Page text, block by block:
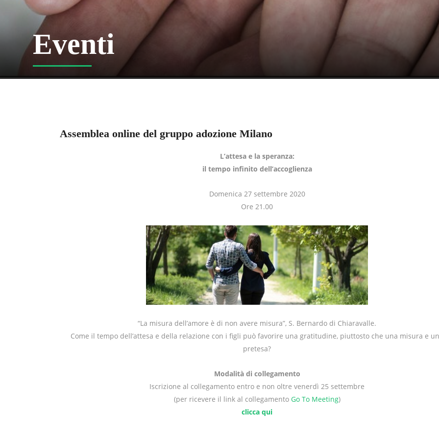
Eventi
Assemblea online del gruppo adozione Milano
L’attesa e la speranza:
il tempo infinito dell’accoglienza
Domenica 27 settembre 2020
Ore 21.00
“La misura dell’amore è di non avere misura”, S. Bernardo di Chiaravalle.
Come il tempo dell’attesa e della relazione con i figli può favorire una gratitudine, piuttosto che una misura e
pretesa?
Modalità di collegamento
Iscrizione al collegamento entro e non oltre venerdì 25 settembre
(per ricevere il link al collegamento Go To Meeting)
clicca qui